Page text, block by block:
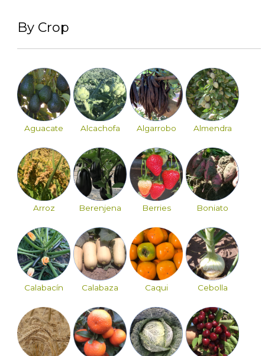
By Crop
Aguacate Alcachofa Algarrobo Almendra
Arroz Berenjena Berries Boniato
Calabacín Calabaza Caqui Cebolla